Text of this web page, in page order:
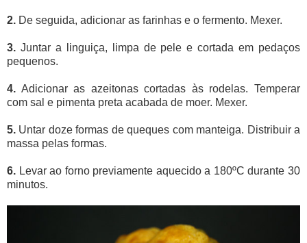
2. De seguida, adicionar as farinhas e o fermento. Mexer.
3. Juntar a linguiça, limpa de pele e cortada em pedaços
pequenos.
4. Adicionar as azeitonas cortadas às rodelas. Temperar
com sal e pimenta preta acabada de moer. Mexer.
5. Untar doze formas de queques com manteiga. Distribuir a
massa pelas formas.
6. Levar ao forno previamente aquecido a 180ºC durante 30
minutos.